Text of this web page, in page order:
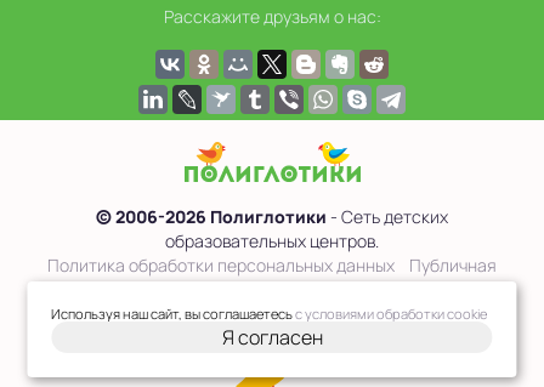
Расскажите друзьям о нас:
© 2006-2026 Полиглотики - Сеть детских
образовательных центров.
Политика обработки персональных данных
Публичная
Используя наш сайт, вы соглашаетесьс условиями обработки cookie
Я согласен